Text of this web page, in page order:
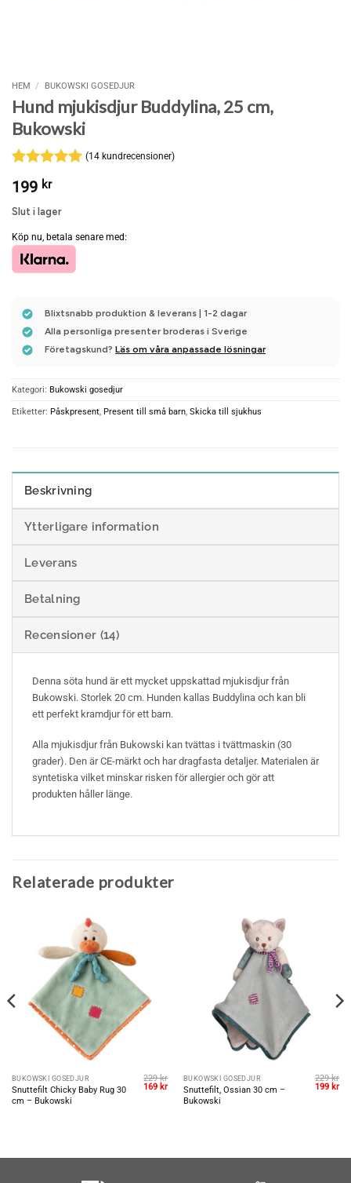
HEM / BUKOWSKI GOSEDJUR
Hund mjukisdjur Buddylina, 25 cm,
Bukowski
Betygsatt
av 5
baserat på
kundrecensioner
(14 kundrecensioner)
199 kr
Slut i lager
Köp nu, betala senare med:
Blixtsnabb produktion & leverans | 1-2 dagar
Alla personliga presenter broderas i Sverige
Företagskund?Läs om våra anpassade lösningar
Kategori: Bukowski gosedjur
Etiketter: Påskpresent, Present till små barn, Skicka till sjukhus
Beskrivning
Ytterligare information
Leverans
Betalning
Recensioner (14)
Denna söta hund är ett mycket uppskattad mjukisdjur från
Bukowski. Storlek 20 cm. Hunden kallas Buddylina och kan bli
ett perfekt kramdjur för ett barn.
Alla mjukisdjur från Bukowski kan tvättas i tvättmaskin (30
grader). Den är CE-märkt och har dragfasta detaljer. Materialen är
syntetiska vilket minskar risken för allergier och gör att
produkten håller länge.
Relaterade produkter
BUKOWSKI GOSEDJUR
Snuttefilt Chicky Baby Rug 30
cm – Bukowski
229kr
Det
ursprungliga
169krDet
nuvarande
priset
BUKOWSKI GOSEDJUR
Snuttefilt, Ossian 30 cm –
Bukowski
229kr
Det
199kr